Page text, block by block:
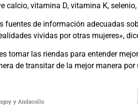
calcio, vitamina D, vitamina K,
fuentes de información adecuadas
vividas por otras mujeres»,
tomar las riendas para entender
de transitar de la mejor manera
y Andacollo